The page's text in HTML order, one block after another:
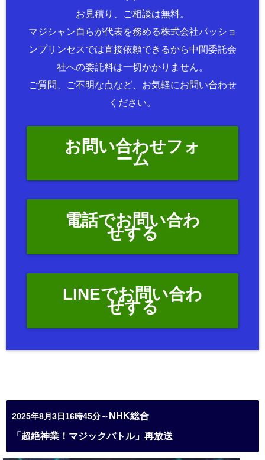
お見積り、ご相談は無料。
マジシャン自らが代表を務める株式会社パッショ
ンプリンセスでは直接依頼できるから中間委託会
社への委託料は一切かかりません。
ご質問、ご不明な点など、お気軽にお問い合わせ
ください。
お問い合わせフォ
ーム
電話でお問い合わ
せする
LINEでお問い合わ
せする
2025年8月3日16時45分～ NHK総合
「超絶神業！マジックバトル」再放送